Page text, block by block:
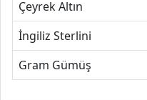
Çeyrek Altın
İngiliz Sterlini
Gram Gümüş